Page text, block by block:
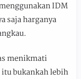
IDM
saja harganya
menikmati
bukankah lebih